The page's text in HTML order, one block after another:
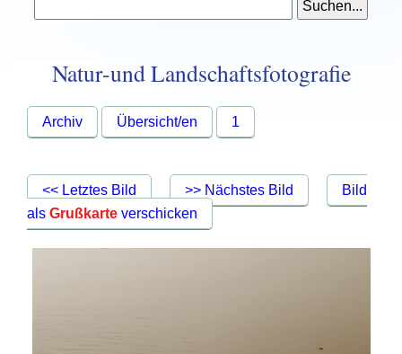
Natur-und Landschaftsfotografie
Archiv Übersicht/en 1
<< Letztes Bild >> Nächstes Bild
Bild
alsGrußkarte verschicken